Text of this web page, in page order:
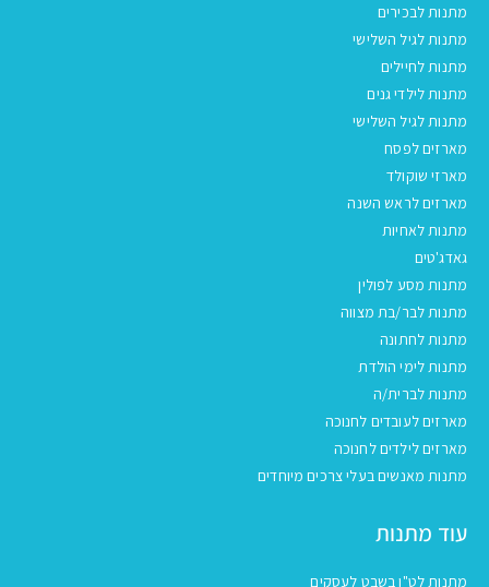
מתנות לבכירים
מתנות לגיל השלישי
מתנות לחיילים
מתנות לילדי גנים
מתנות לגיל השלישי
מארזים לפסח
מארזי שוקולד
מארזים לראש השנה
מתנות לאחיות
גאדג'טים
מתנות מסע לפולין
מתנות לבר/בת מצווה
מתנות לחתונה
מתנות לימי הולדת
מתנות לברית/ה
מארזים לעובדים לחנוכה
מארזים לילדים לחנוכה
מתנות מאנשים בעלי צרכים מיוחדים
עוד מתנות
מתנות לט"ו בשבט לעסקים